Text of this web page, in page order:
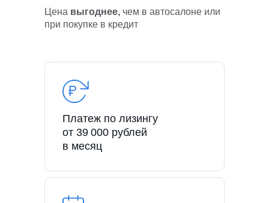
Цена выгоднее, чем в автосалоне или
при покупке в кредит
Платеж по лизингу
от 39 000 рублей
в месяц